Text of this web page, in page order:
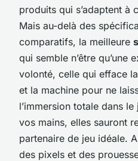
produits qui s’adaptent à
Mais au-delà des
comparatifs, la meilleure
qui semble n’être qu’une
volonté, celle qui efface
et la machine pour ne
l’immersion totale dans
vos mains, elles sauront
partenaire de jeu idéale.
des pixels et des